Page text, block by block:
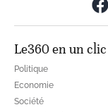
Le360 en un clic
Politique
Economie
Société